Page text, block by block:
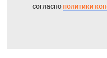
согласно политики